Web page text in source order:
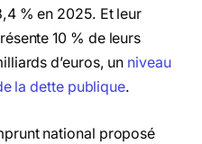
% en 2025. Et leur
10 % de leurs
d’euros, un niveau
la dette publique.
national proposé